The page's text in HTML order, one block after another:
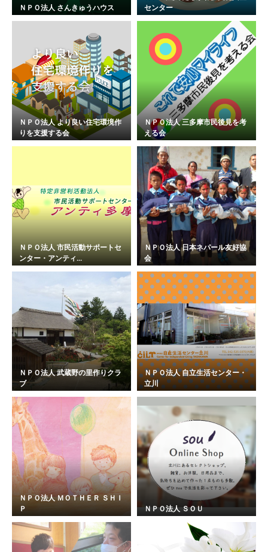
ＮＰＯ法人 さんきゅうハウス
センター
ＮＰＯ法人 より良い住宅環境作
りを支援する会
ＮＰＯ法人 三多摩市民後見を考
える会
ＮＰＯ法人 市民活動サポートセ
ンター・アンティ...
ＮＰＯ法人 日本ネパール友好協
会
ＮＰＯ法人 武蔵野の里作りクラ
ブ
ＮＰＯ法人 自立生活センター・
立川
ＮＰＯ法人 ＭＯＴＨＥＲ ＳＨＩ
Ｐ
ＮＰＯ法人 ＳＯＵ